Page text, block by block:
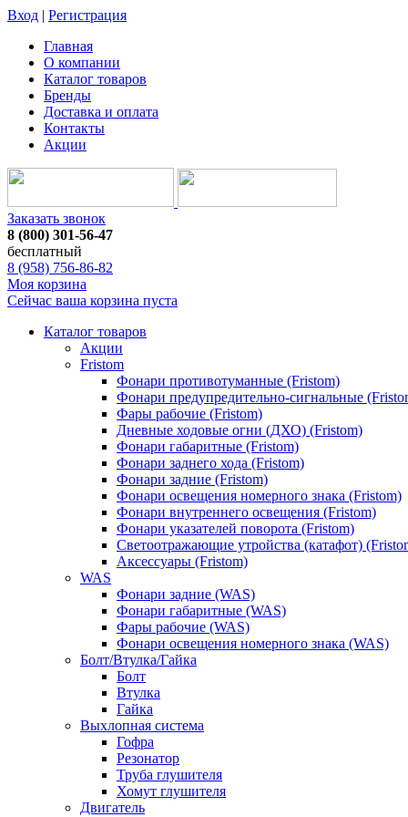
Вход | Регистрация
Главная
О компании
Каталог товаров
Бренды
Доставка и оплата
Контакты
Акции
Заказать звонок
8 (800) 301-56-47
бесплатный
8 (958) 756-86-82
Моя корзина
Сейчас ваша корзина пуста
Каталог товаров
Акции
Fristom
Фонари противотуманные (Fristom)
Фонари предупредительно-сигнальные
Фары рабочие (Fristom)
Дневные ходовые огни (ДХО) (Fristom)
Фонари габаритные (Fristom)
Фонари заднего хода (Fristom)
Фонари задние (Fristom)
Фонари освещения номерного знака (Fristom)
Фонари внутреннего освещения (Fristom)
Фонари указателей поворота (Fristom)
Светоотражающие утройства (катафот)
Аксессуары (Fristom)
WAS
Фонари задние (WAS)
Фонари габаритные (WAS)
Фары рабочие (WAS)
Фонари освещения номерного знака (WAS)
Болт/Втулка/Гайка
Болт
Втулка
Гайка
Выхлопная система
Гофра
Резонатор
Труба глушителя
Хомут глушителя
Двигатель